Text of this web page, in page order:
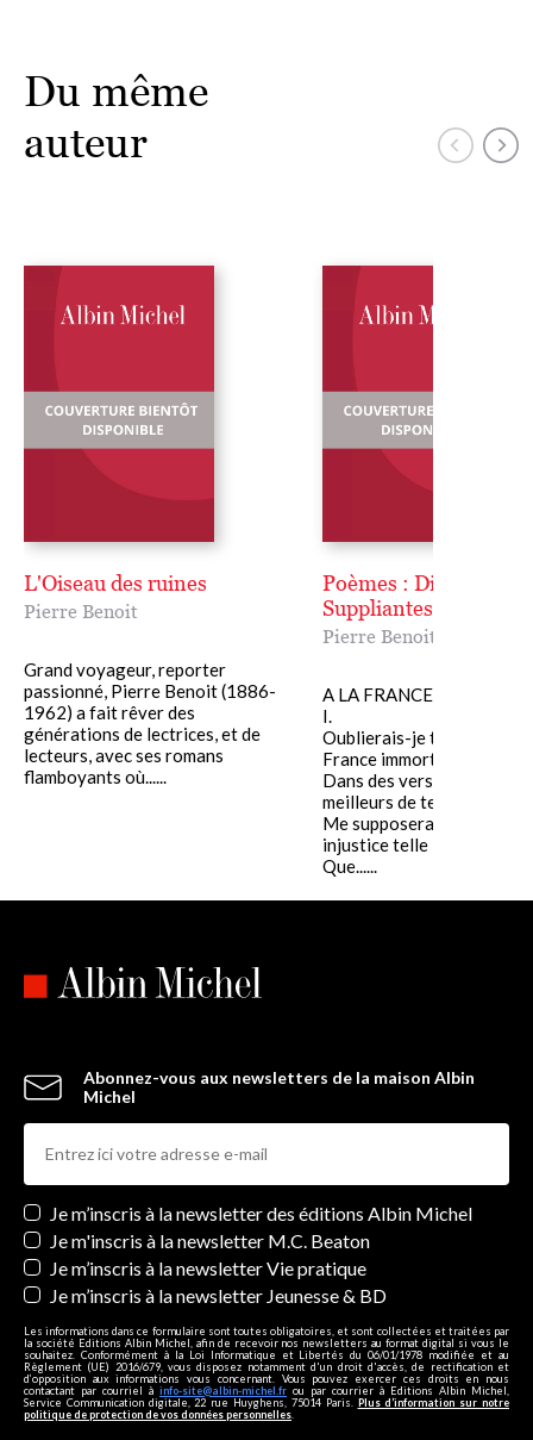
Du même
auteur
L'Oiseau des ruines
Pierre Benoit
Grand voyageur, reporter
passionné, Pierre Benoit (1886-
1962) a fait rêver des
générations de lectrices, et de
lecteurs, avec ses romans
flamboyants où......
Poèmes : Diadumène,
Suppliantes
Pierre Benoit
A LA FRANCE
I.
Oublierais-je ton nom,
France immortelle,
Dans des vers consacrés
meilleurs de tes fils ?
Me supposerais-tu d'une
injustice telle
Que......
Abonnez-vous aux newsletters de la maison Albin
Michel
Newsletters
Je m’inscris à la newsletter des éditions Albin Michel
Je m'inscris à la newsletter M.C. Beaton
Je m’inscris à la newsletter Vie pratique
Je m’inscris à la newsletter Jeunesse & BD
Les informations dans ce formulaire sont toutes obligatoires, et sont collectées et traitées par
la société Editions Albin Michel, afin de recevoir nos newsletters au format digital si vous le
souhaitez. Conformément à la Loi Informatique et Libertés du 06/01/1978 modifiée et au
Règlement (UE) 2016/679, vous disposez notamment d'un droit d'accès, de rectification et
d’opposition aux informations vous concernant. Vous pouvez exercer ces droits en nous
contactant par courriel à info-site@albin-michel.fr ou par courrier à Editions Albin Michel,
Service Communication digitale, 22 rue Huyghens, 75014 Paris. Plus d’information sur notre
politique de protection de vos données personnelles